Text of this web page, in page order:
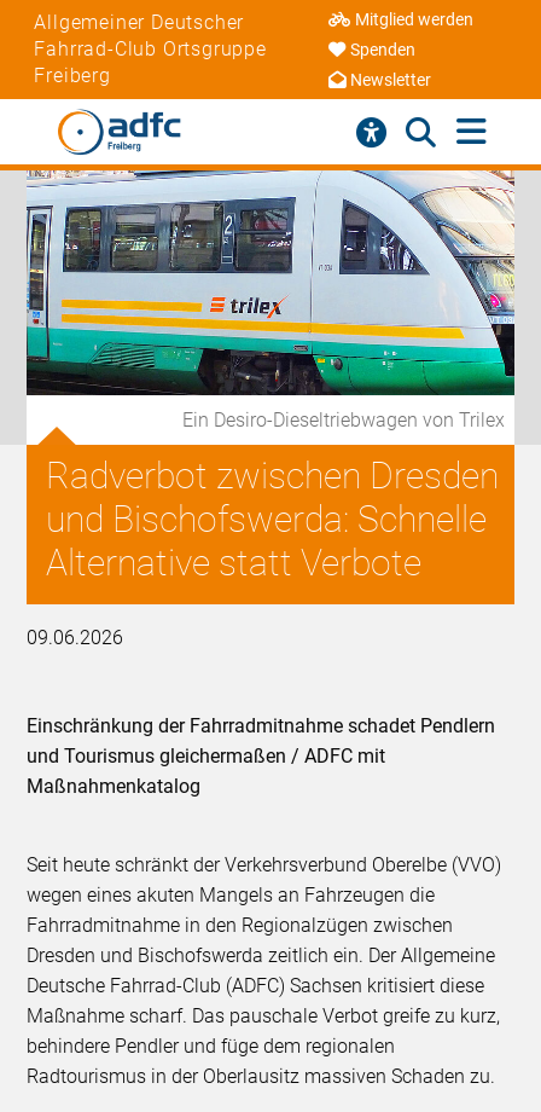
Allgemeiner Deutscher
Fahrrad-Club Ortsgruppe
Freiberg
Mitglied werden
Spenden
Newsletter
Ein Desiro-Dieseltriebwagen von Trilex
Radverbot zwischen Dresden
und Bischofswerda: Schnelle
Alternative statt Verbote
09.06.2026
Einschränkung der Fahrradmitnahme schadet Pendlern
und Tourismus gleichermaßen / ADFC mit
Maßnahmenkatalog
Seit heute schränkt der Verkehrsverbund Oberelbe (VVO)
wegen eines akuten Mangels an Fahrzeugen die
Fahrradmitnahme in den Regionalzügen zwischen
Dresden und Bischofswerda zeitlich ein. Der Allgemeine
Deutsche Fahrrad-Club (ADFC) Sachsen kritisiert diese
Maßnahme scharf. Das pauschale Verbot greife zu kurz,
behindere Pendler und füge dem regionalen
Radtourismus in der Oberlausitz massiven Schaden zu.